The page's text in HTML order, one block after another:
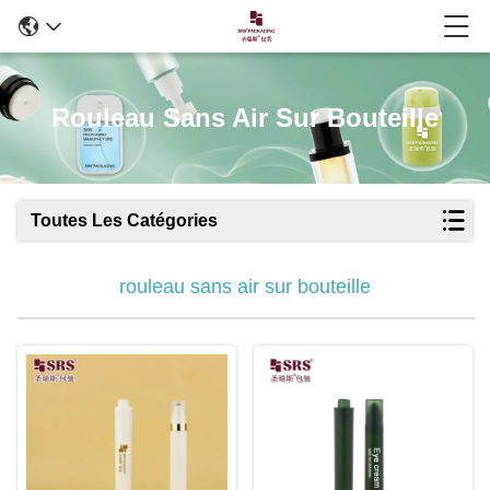
Rouleau Sans Air Sur Bouteille
Toutes Les Catégories
rouleau sans air sur bouteille